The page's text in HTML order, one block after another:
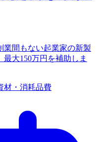
業間もない起業家の新製
大150万円を補助しま
材・消耗品費